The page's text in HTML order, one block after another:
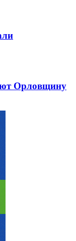
Орловщину